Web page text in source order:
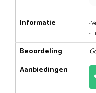
Informatie
•
•
Beoordeling
Aanbiedingen